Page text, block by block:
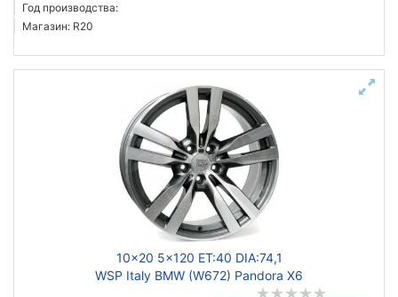
Год производства:
Магазин: R20
10x20 5x120 ET:40 DIA:74,1
WSP Italy BMW (W672) Pandora X6
Flow Forming